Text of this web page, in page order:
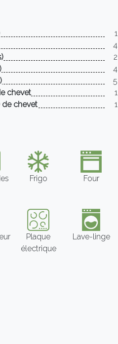
1
4
2
4
5
chevet
1
de chevet
1
Frigo Four
Plaque
électrique
Lave-linge